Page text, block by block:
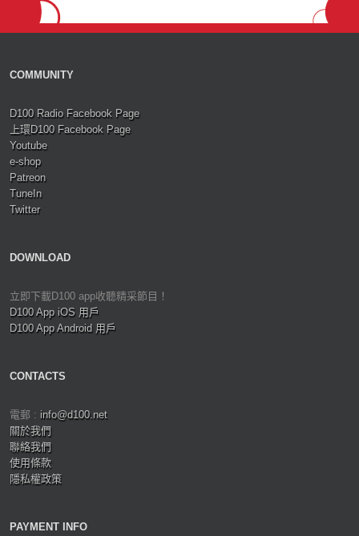
COMMUNITY
D100 Radio Facebook Page
上環D100 Facebook Page
Youtube
e-shop
Patreon
TuneIn
Twitter
DOWNLOAD
立即下載D100 app收聽精采節目！
D100 App iOS 用戶
D100 App Android 用戶
CONTACTS
電郵 : info@d100.net
關於我們
聯絡我們
使用條款
隱私權政策
PAYMENT INFO